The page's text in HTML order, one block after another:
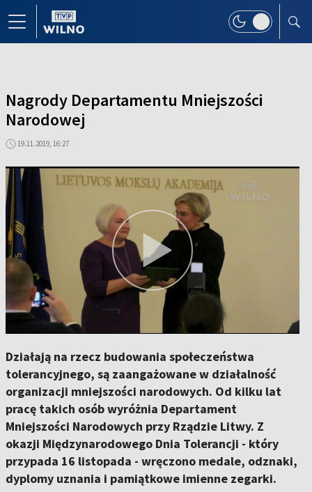
Nagrody Departamentu Mniejszości
Narodowej
19.11.2019, 16:27
Działają na rzecz budowania społeczeństwa
tolerancyjnego, są zaangażowane w działalność
organizacji mniejszości narodowych. Od kilku lat
pracę takich osób wyróżnia Departament
Mniejszości Narodowych przy Rządzie Litwy. Z
okazji Międzynarodowego Dnia Tolerancji - który
przypada 16 listopada - wręczono medale, odznaki,
dyplomy uznania i pamiątkowe imienne zegarki.